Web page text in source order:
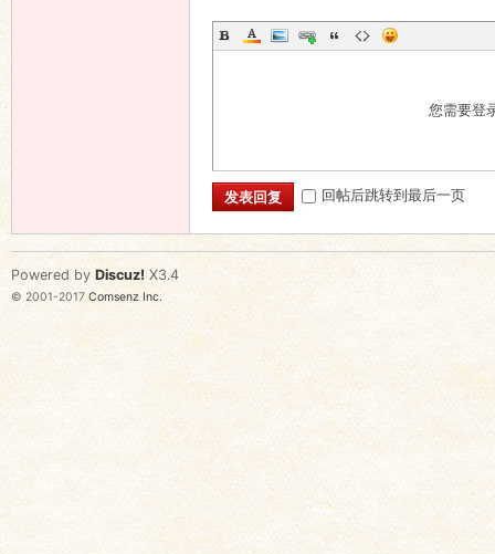
会
您需要登
发表回复 回帖后跳转到最后一页
Powered by Discuz! X3.4
© 2001-2017 Comsenz Inc.